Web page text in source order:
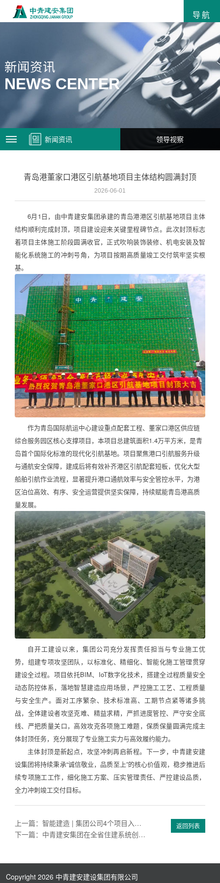
导航
新闻资讯
NEWS CENTER
新闻资讯 领导视察
青岛港董家口港区引航基地项目主体结构圆满封顶
2026-06-01
6月1日，由中青建安集团承建的青岛港港区引航基地项目主体
结构顺利完成封顶，项目建设迎来关键里程碑节点。此次封顶标志
着项目主体施工阶段圆满收官，正式吹响装饰装修、机电安装及智
能化系统施工的冲刺号角，为项目按期高质量竣工交付筑牢坚实根
基。
作为青岛国际航运中心建设重点配套工程、董家口港区供应链
综合服务园区核心支撑项目，本项目总建筑面积1.4万平方米，是青
岛首个国际化标准的现代化引航基地。项目聚焦港口引航服务升级
与通航安全保障，建成后将有效补齐港区引航配套短板，优化大型
船舶引航作业流程，显著提升港口通航效率与安全管控水平，为港
区泊位高效、有序、安全运营提供坚实保障，持续赋能青岛港高质
量发展。
自开工建设以来，集团公司充分发挥责任担当与专业施工优
势，组建专项攻坚团队，以标准化、精细化、智能化施工管理贯穿
建设全过程。项目依托BIM、IoT数字化技术，搭建全过程质量安全
动态防控体系，落地智慧建造应用场景，严控施工工艺、工程质量
与安全生产。面对工序繁杂、技术标准高、工期节点紧等诸多挑
战，全体建设者攻坚克难、精益求精，严抓进度管控、严守安全底
线、严把质量关口，高效攻克各项施工难题，保质保量圆满完成主
体封顶任务，充分展现了专业施工实力与高效履约能力。
主体封顶是新起点，攻坚冲刺再启新程。下一步，中青建安建
设集团将持续秉承“诚信敬业，品质至上”的核心价值观，稳步推进后
续专项施工工作，细化施工方案、压实管理责任、严控建设品质，
全力冲刺竣工交付目标。
上一篇：智能建造 | 集团公司4个项目入选青岛市2026年BIM技术应用项目
下一篇：中青建安集团在全省住建系统创新创优劳动竞赛中喜获多项大奖
返回列表
Copyright 2026 中青建安建设集团有限公司